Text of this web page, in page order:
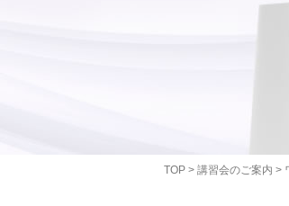
TOP > 講習会のご案内 >